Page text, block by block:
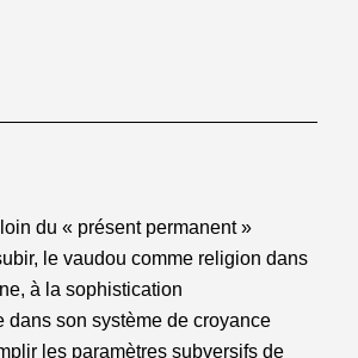
du « présent permanent »
le vaudou comme religion dans
à la sophistication
dans son système de croyance
les paramètres subversifs de